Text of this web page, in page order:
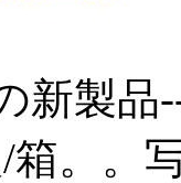
新製
。。